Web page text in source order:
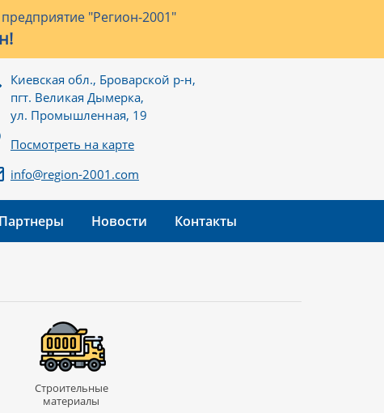
"Регион-2001"
Киевская обл., Броварской р-н,
пгт. Великая Дымерка,
ул. Промышленная, 19
Посмотреть на карте
info@region-2001.com
Партнеры Новости Контакты
Строительные
материалы